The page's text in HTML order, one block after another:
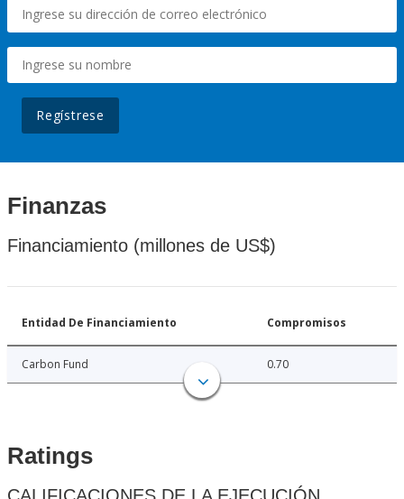
Regístrese
Finanzas
Financiamiento (millones de US$)
Entidad De Financiamiento Compromisos
Carbon Fund 0.70
Ratings